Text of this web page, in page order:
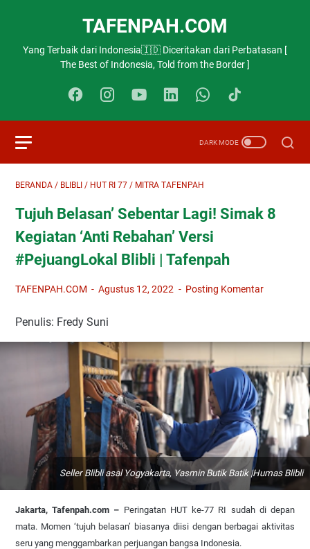
TAFENPAH.COM
Yang Terbaik dari Indonesia🇮🇩 Diceritakan dari Perbatasan [
The Best of Indonesia, Told from the Border ]
BERANDA / BLIBLI / HUT RI 77 / MITRA TAFENPAH
Tujuh Belasan’ Sebentar Lagi! Simak 8
Kegiatan ‘Anti Rebahan’ Versi
#PejuangLokal Blibli | Tafenpah
TAFENPAH.COM Agustus 12, 2022 Posting Komentar
Penulis: Fredy Suni
Seller Blibli asal Yogyakarta, Yasmin Butik Batik |Humas Blibli
Jakarta, Tafenpah.com – Peringatan HUT ke-77 RI sudah di depan
mata. Momen ‘tujuh belasan’ biasanya diisi dengan berbagai aktivitas
seru yang menggambarkan perjuangan bangsa Indonesia.